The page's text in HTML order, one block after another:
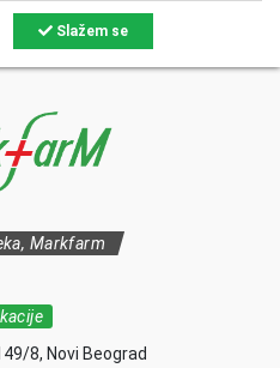
Markfarm
8, Novi Beograd
Slažem se